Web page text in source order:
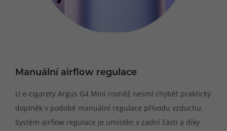
Manuální airflow regulace
U e-cigarety Argus G4 Mini rovněž nesmí chybět praktický
doplněk v podobě manuální regulace přívodu vzduchu.
Systém airflow regulace je umístěn v zadní části a díky